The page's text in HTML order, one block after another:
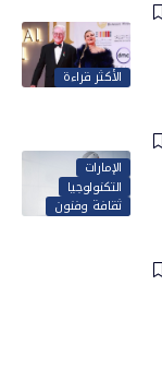
الأكثر قراءة
الإمارات
التكنولوجيا
ثقافة وفنون